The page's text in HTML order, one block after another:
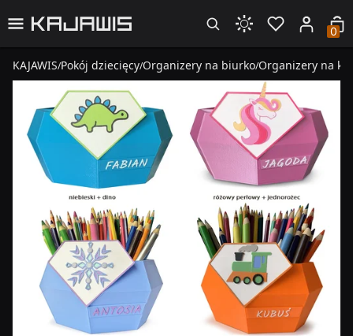
0
KAJAWIS/Pokój dziecięcy/Organizery na biurko/Organizery na